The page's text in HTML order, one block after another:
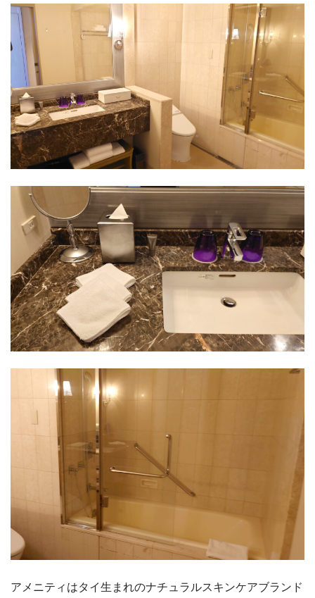
アメニティはタイ生まれのナチュラルスキンケアブランド